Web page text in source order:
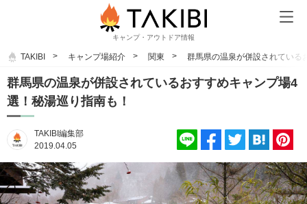
キャンプ・アウトドア情報
TAKIBI キャンプ場紹介 関東 群馬県の温泉が併設されている
群馬県の温泉が併設されているおすすめキャンプ場4
選！秘湯巡り指南も！
TAKIBI編集部
2019.04.05